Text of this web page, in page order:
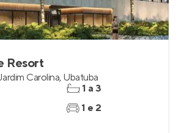
Resort
Carolina, Ubatuba
1 a 3
1 e 2